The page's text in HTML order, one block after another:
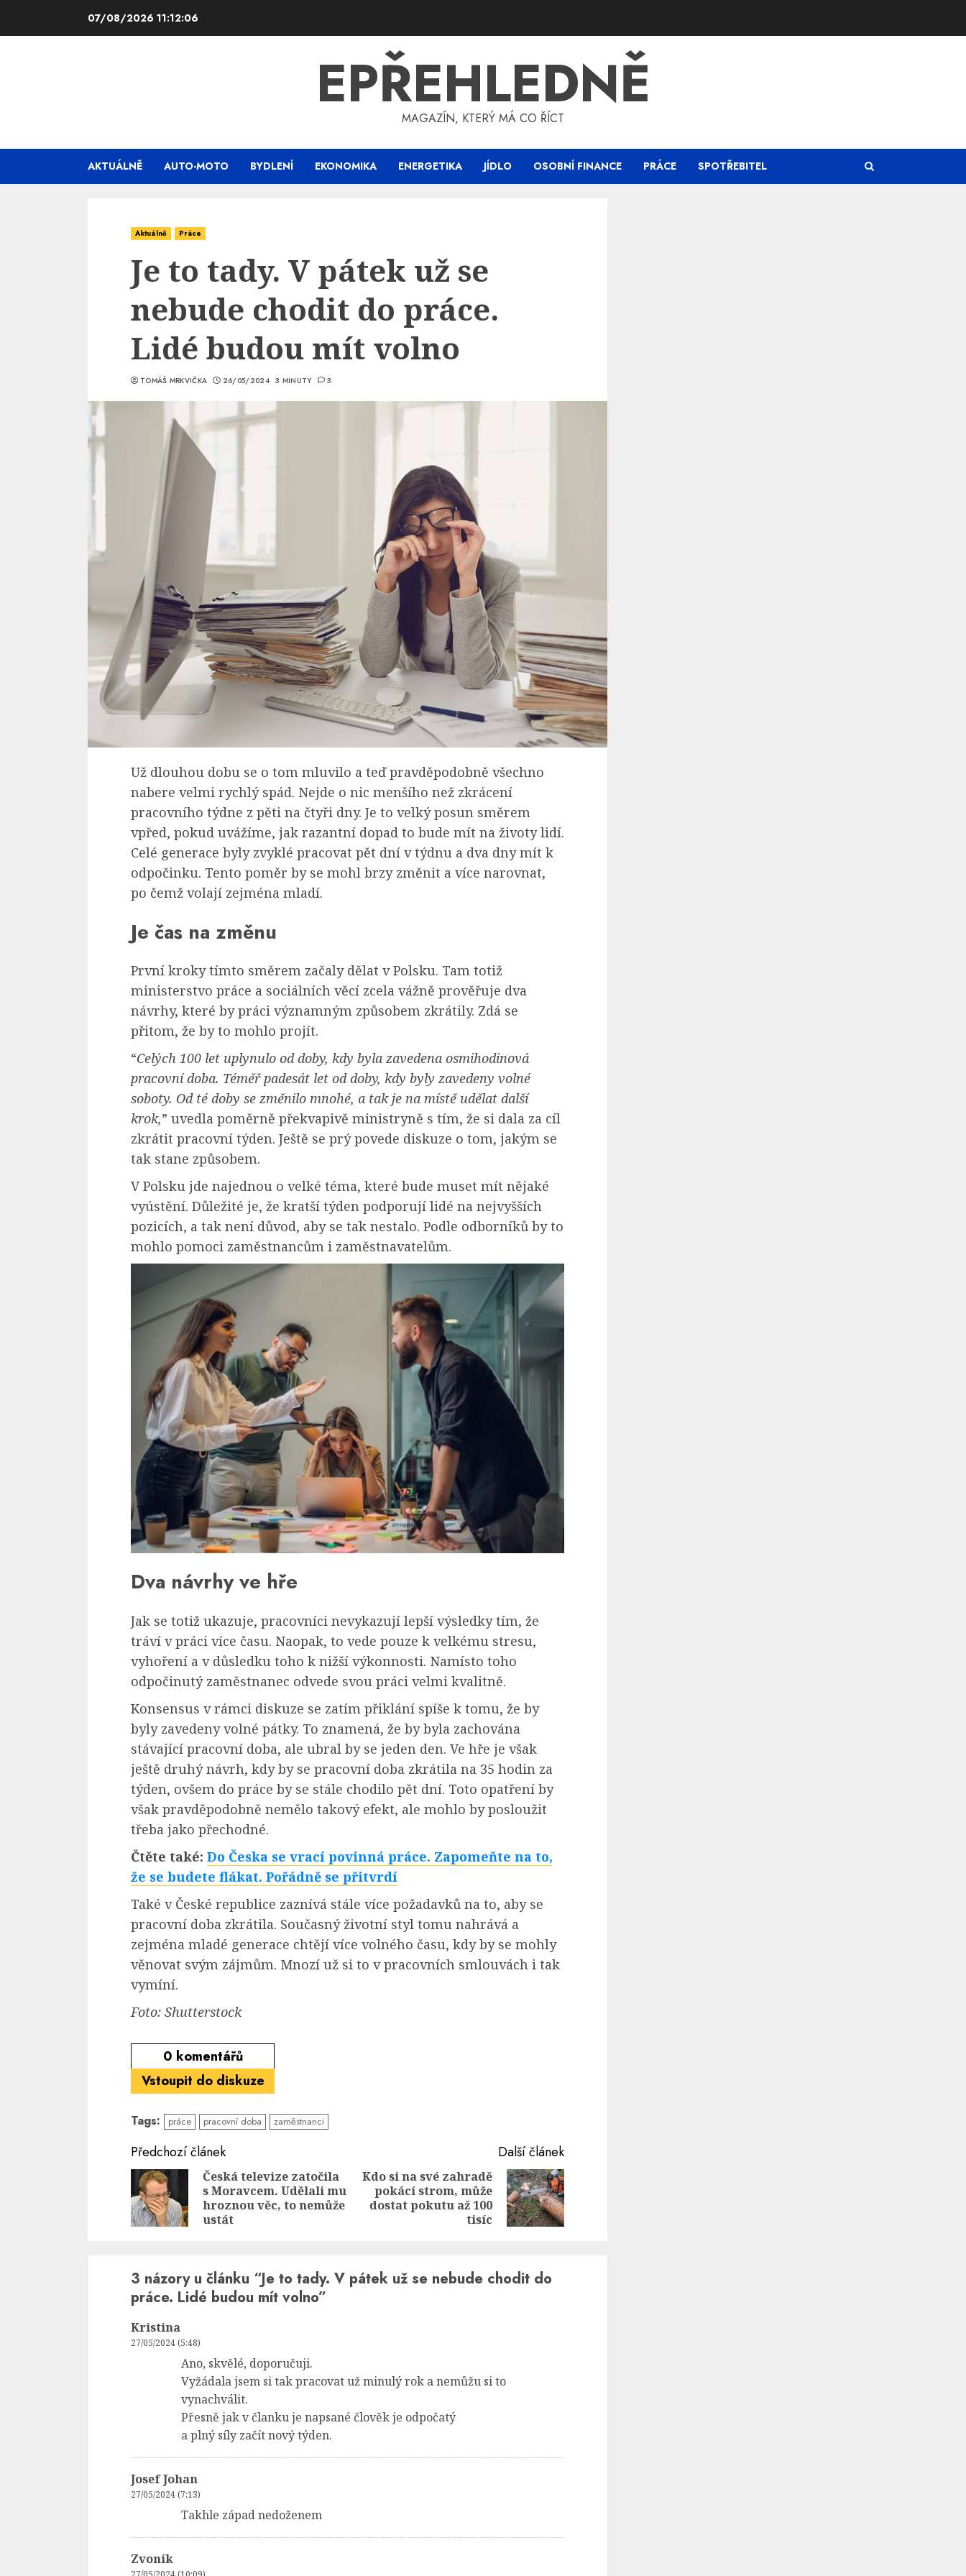
07/08/2026 11:12:07
EPŘEHLEDNĚ
MAGAZÍN, KTERÝ MÁ CO ŘÍCT
AKTUÁLNĚ AUTO-MOTO BYDLENÍ EKONOMIKA ENERGETIKA JÍDLO OSOBNÍ FINANCE PRÁCE SPOTŘEBITEL
Aktuálně Práce
Je to tady. V pátek už se
nebude chodit do práce.
Lidé budou mít volno
TOMÁŠ MRKVIČKA 26/05/2024 3 MINUTY 3
Už dlouhou dobu se o tom mluvilo a teď pravděpodobně všechno
nabere velmi rychlý spád. Nejde o nic menšího než zkrácení
pracovního týdne z pěti na čtyři dny. Je to velký posun směrem
vpřed, pokud uvážíme, jak razantní dopad to bude mít na životy lidí.
Celé generace byly zvyklé pracovat pět dní v týdnu a dva dny mít k
odpočinku. Tento poměr by se mohl brzy změnit a více narovnat,
po čemž volají zejména mladí.
Je čas na změnu
První kroky tímto směrem začaly dělat v Polsku. Tam totiž
ministerstvo práce a sociálních věcí zcela vážně prověřuje dva
návrhy, které by práci významným způsobem zkrátily. Zdá se
přitom, že by to mohlo projít.
“Celých 100 let uplynulo od doby, kdy byla zavedena osmihodinová
pracovní doba. Téměř padesát let od doby, kdy byly zavedeny volné
soboty. Od té doby se změnilo mnohé, a tak je na místě udělat další
krok,” uvedla poměrně překvapivě ministryně s tím, že si dala za cíl
zkrátit pracovní týden. Ještě se prý povede diskuze o tom, jakým se
tak stane způsobem.
V Polsku jde najednou o velké téma, které bude muset mít nějaké
vyústění. Důležité je, že kratší týden podporují lidé na nejvyšších
pozicích, a tak není důvod, aby se tak nestalo. Podle odborníků by to
mohlo pomoci zaměstnancům i zaměstnavatelům.
Dva návrhy ve hře
Jak se totiž ukazuje, pracovníci nevykazují lepší výsledky tím, že
tráví v práci více času. Naopak, to vede pouze k velkému stresu,
vyhoření a v důsledku toho k nižší výkonnosti. Namísto toho
odpočinutý zaměstnanec odvede svou práci velmi kvalitně.
Konsensus v rámci diskuze se zatím přiklání spíše k tomu, že by
byly zavedeny volné pátky. To znamená, že by byla zachována
stávající pracovní doba, ale ubral by se jeden den. Ve hře je však
ještě druhý návrh, kdy by se pracovní doba zkrátila na 35 hodin za
týden, ovšem do práce by se stále chodilo pět dní. Toto opatření by
však pravděpodobně nemělo takový efekt, ale mohlo by posloužit
třeba jako přechodné.
Čtěte také: Do Česka se vrací povinná práce. Zapomeňte na to,
že se budete flákat. Pořádně se přitvrdí
Také v České republice zaznívá stále více požadavků na to, aby se
pracovní doba zkrátila. Současný životní styl tomu nahrává a
zejména mladé generace chtějí více volného času, kdy by se mohly
věnovat svým zájmům. Mnozí už si to v pracovních smlouvách i tak
vymíní.
Foto: Shutterstock
0 komentářů
Vstoupit do diskuze
Tags: práce pracovní doba zaměstnanci
Continue
Reading
Předchozí článek
Previous
post:
Česká televize zatočila
s Moravcem. Udělali mu
hroznou věc, to nemůže
ustát
Další článek
Next
post:
Kdo si na své zahradě
pokácí strom, může
dostat pokutu až 100
tisíc
3 názory u článku “Je to tady. V pátek už se nebude chodit do
práce. Lidé budou mít volno”
Kristina
27/05/2024 (5:48)
Ano, skvělé, doporučuji.
Vyžádala jsem si tak pracovat už minulý rok a nemůžu si to
vynachválit.
Přesně jak v članku je napsané člověk je odpočatý
a plný síly začít nový týden.
Josef Johan
27/05/2024 (7:13)
Takhle západ nedoženem
Zvoník